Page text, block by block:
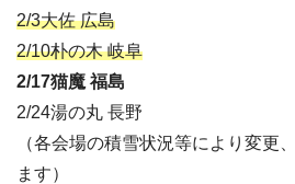
2/3大佐 広島
2/10朴の木 岐阜
2/17猫魔 福島
2/24湯の丸 長野
（各会場の積雪状況等により変更
ます）